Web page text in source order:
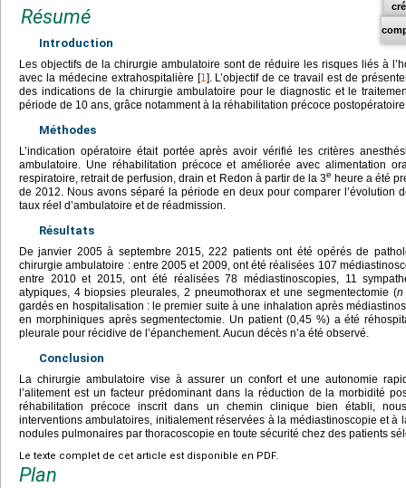
Résumé
Introduction
Les objectifs de la chirurgie ambulatoire sont de réduire les risques liés à
avec la médecine extrahospitalière [1]. L’objectif de ce travail est de
des indications de la chirurgie ambulatoire pour le diagnostic et le
période de 10 ans, grâce notamment à la réhabilitation précoce
Méthodes
L’indication opératoire était portée après avoir vérifié les critères
ambulatoire. Une réhabilitation précoce et améliorée avec alimentation
respiratoire, retrait de perfusion, drain et Redon à partir de la 3e heure a été
de 2012. Nous avons séparé la période en deux pour comparer l’évolution
taux réel d’ambulatoire et de réadmission.
Résultats
De janvier 2005 à septembre 2015, 222 patients ont été opérés de
chirurgie ambulatoire : entre 2005 et 2009, ont été réalisées 107
entre 2010 et 2015, ont été réalisées 78 médiastinoscopies, 11
atypiques, 4 biopsies pleurales, 2 pneumothorax et une segmentectomie (n
gardés en hospitalisation : le premier suite à une inhalation après
en morphiniques après segmentectomie. Un patient (0,45 %) a été
pleurale pour récidive de l’épanchement. Aucun décès n’a été observé.
Conclusion
La chirurgie ambulatoire vise à assurer un confort et une autonomie
l’alitement est un facteur prédominant dans la réduction de la morbidité
réhabilitation précoce inscrit dans un chemin clinique bien établi,
interventions ambulatoires, initialement réservées à la médiastinoscopie et à
nodules pulmonaires par thoracoscopie en toute sécurité chez des patients
Le texte complet de cet article est disponible en PDF.
Plan